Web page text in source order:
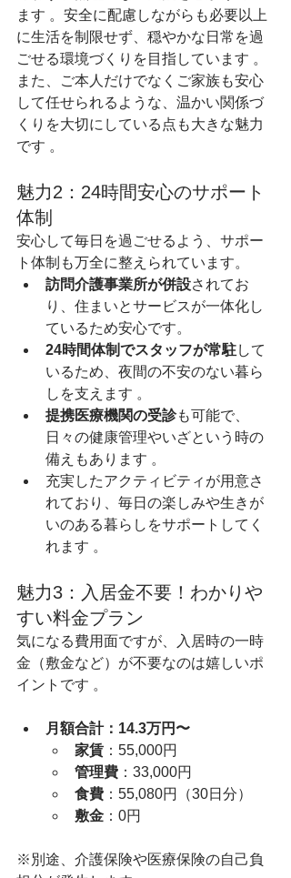
ます 。安全に配慮しながらも必要以上
に生活を制限せず、穏やかな日常を過
ごせる環境づくりを目指しています 。
また、ご本人だけでなくご家族も安心
して任せられるような、温かい関係づ
くりを大切にしている点も大きな魅力
です 。
魅力2：24時間安心のサポート
体制
安心して毎日を過ごせるよう、サポー
ト体制も万全に整えられています。
訪問介護事業所が併設されてお
り、住まいとサービスが一体化し
ているため安心です。
24時間体制でスタッフが常駐して
いるため、夜間の不安のない暮ら
しを支えます 。
提携医療機関の受診も可能で、
日々の健康管理やいざという時の
備えもあります 。
充実したアクティビティが用意さ
れており、毎日の楽しみや生きが
いのある暮らしをサポートしてく
れます 。
魅力3：入居金不要！わかりや
すい料金プラン
気になる費用面ですが、入居時の一時
金（敷金など）が不要なのは嬉しいポ
イントです 。
月額合計：14.3万円〜
家賃 ：55,000円
管理費 ：33,000円
食費 ：55,080円（30日分）
敷金 ：0円
※別途、介護保険や医療保険の自己負